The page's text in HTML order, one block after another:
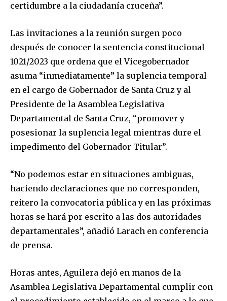
certidumbre a la ciudadanía cruceña”.
Las invitaciones a la reunión surgen poco
después de conocer la sentencia constitucional
1021/2023 que ordena que el Vicegobernador
asuma “inmediatamente” la suplencia temporal
en el cargo de Gobernador de Santa Cruz y al
Presidente de la Asamblea Legislativa
Departamental de Santa Cruz, “promover y
posesionar la suplencia legal mientras dure el
impedimento del Gobernador Titular”.
“No podemos estar en situaciones ambiguas,
haciendo declaraciones que no corresponden,
reitero la convocatoria pública y en las próximas
horas se hará por escrito a las dos autoridades
departamentales”, añadió Larach en conferencia
de prensa.
Horas antes, Aguilera dejó en manos de la
Asamblea Legislativa Departamental cumplir con